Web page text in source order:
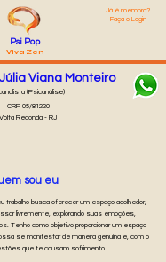
Já é membro?
Faça o Login
Psi Pop
Viva Zen
Viana Monteiro
CRP 05/81220
Volta Redonda - RJ
(Psicanálise)
sou eu
trabalho busca oferecer um espaço acolhedor,
livremente, explorando suas emoções,
Tenho como objetivo proporcionar um espaço
se manifestar de maneira genuína e, com o
que te causam sofrimento.